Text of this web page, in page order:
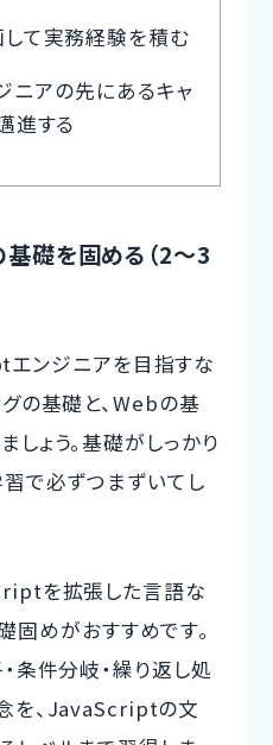
て実務経験を積む
アの先にあるキャ
進する
礎を固める（2～3
ンジニアを目指すな
の基礎 と、Webの基
ょう。基礎がしっかり
習で必ずつまずいてし
を拡張した言語な
めがおすすめです。
条件分岐・繰り返し処
を、JavaScriptの文